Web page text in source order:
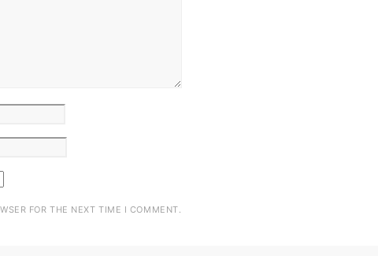
FOR THE NEXT TIME I COMMENT.